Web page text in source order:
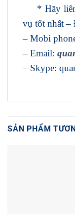
* Hãy liên
vụ tốt nhất –
– Mobi
– Email:
– Skype:
SẢN PHẨM